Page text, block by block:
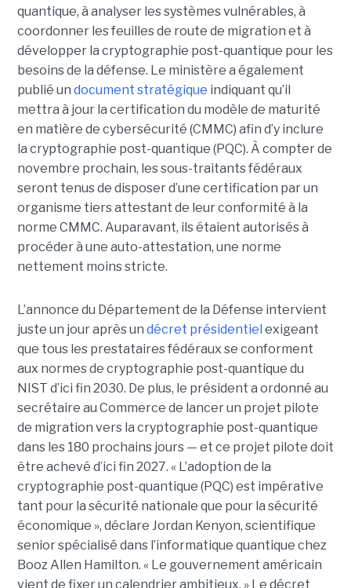
quantique, à analyser les systèmes vulnérables, à
coordonner les feuilles de route de migration et à
développer la cryptographie post-quantique pour les
besoins de la défense. Le ministère a également
publié un document stratégique indiquant qu’il
mettra à jour la certification du modèle de maturité
en matière de cybersécurité (CMMC) afin d’y inclure
la cryptographie post-quantique (PQC). À compter de
novembre prochain, les sous-traitants fédéraux
seront tenus de disposer d’une certification par un
organisme tiers attestant de leur conformité à la
norme CMMC. Auparavant, ils étaient autorisés à
procéder à une auto-attestation, une norme
nettement moins stricte.
L’annonce du Département de la Défense intervient
juste un jour après un décret présidentiel exigeant
que tous les prestataires fédéraux se conforment
aux normes de cryptographie post-quantique du
NIST d’ici fin 2030. De plus, le président a ordonné au
secrétaire au Commerce de lancer un projet pilote
de migration vers la cryptographie post-quantique
dans les 180 prochains jours — et ce projet pilote doit
être achevé d’ici fin 2027. « L’adoption de la
cryptographie post-quantique (PQC) est impérative
tant pour la sécurité nationale que pour la sécurité
économique », déclare Jordan Kenyon, scientifique
senior spécialisé dans l’informatique quantique chez
Booz Allen Hamilton. « Le gouvernement américain
vient de fixer un calendrier ambitieux. » Le décret